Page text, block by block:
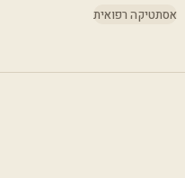
אסתטיקה רפואית